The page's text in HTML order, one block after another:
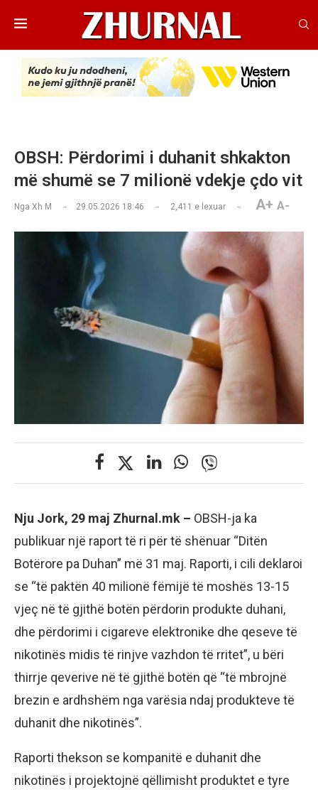
OBSH: Përdorimi i duhanit shkakton
më shumë se 7 milionë vdekje çdo vit
Nga Xh M 29.05.2026 18:46 2,411 e lexuar A+ A-
Nju Jork, 29 maj Zhurnal.mk – OBSH-ja ka
publikuar një raport të ri për të shënuar “Ditën
Botërore pa Duhan” më 31 maj. Raporti, i cili deklaroi
se “të paktën 40 milionë fëmijë të moshës 13-15
vjeç në të gjithë botën përdorin produkte duhani,
dhe përdorimi i cigareve elektronike dhe qeseve të
nikotinës midis të rinjve vazhdon të rritet”, u bëri
thirrje qeverive në të gjithë botën që “të mbrojnë
brezin e ardhshëm nga varësia ndaj produkteve të
duhanit dhe nikotinës”.
Raporti thekson se kompanitë e duhanit dhe
nikotinës i projektojnë qëllimisht produktet e tyre